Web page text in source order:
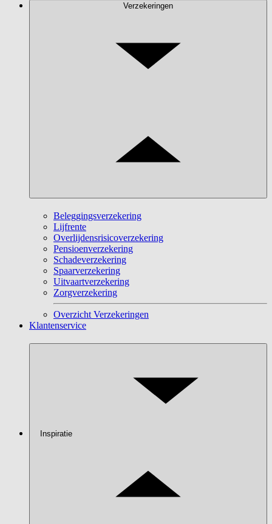
Verzekeringen
Beleggingsverzekering
Lijfrente
Overlijdensrisicoverzekering
Pensioenverzekering
Schadeverzekering
Spaarverzekering
Uitvaartverzekering
Zorgverzekering
Overzicht Verzekeringen
Klantenservice
Inspiratie